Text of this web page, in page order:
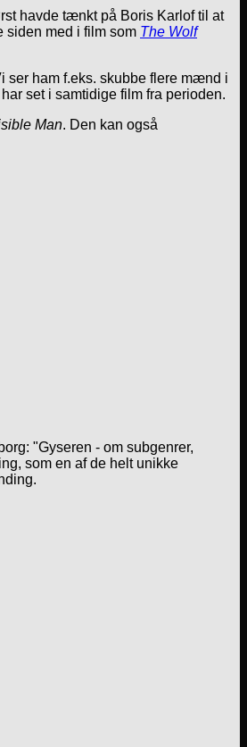
havde tænkt på Boris Karlof til at
siden med i film som The Wolf
ser ham f.eks. skubbe flere mænd i
set i samtidige film fra perioden.
Man. Den kan også
"Gyseren - om subgenrer,
som en af de helt unikke